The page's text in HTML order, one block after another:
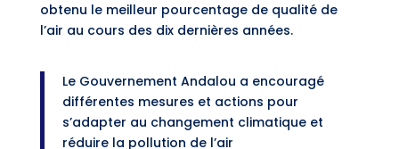
obtenu le meilleur pourcentage de qualité de
l’air au cours des dix dernières années.
Le Gouvernement Andalou a encouragé
différentes mesures et actions pour
s’adapter au changement climatique et
réduire la pollution de l’air